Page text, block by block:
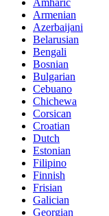
Amharic
Armenian
Azerbaijani
Belarusian
Bengali
Bosnian
Bulgarian
Cebuano
Chichewa
Corsican
Croatian
Dutch
Estonian
Filipino
Finnish
Frisian
Galician
Georgian